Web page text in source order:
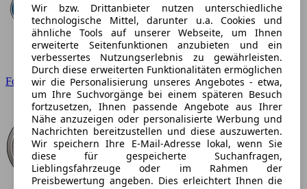
Wir bzw. Drittanbieter nutzen unterschiedliche
technologische Mittel, darunter u.a. Cookies und
ähnliche Tools auf unserer Webseite, um Ihnen
erweiterte Seitenfunktionen anzubieten und ein
verbessertes Nutzungserlebnis zu gewährleisten.
Durch diese erweiterten Funktionalitäten ermöglichen
wir die Personalisierung unseres Angebotes - etwa,
um Ihre Suchvorgänge bei einem späteren Besuch
fortzusetzen, Ihnen passende Angebote aus Ihrer
Nähe anzuzeigen oder personalisierte Werbung und
Nachrichten bereitzustellen und diese auszuwerten.
Wir speichern Ihre E-Mail-Adresse lokal, wenn Sie
diese für gespeicherte Suchanfragen,
Lieblingsfahrzeuge oder im Rahmen der
Preisbewertung angeben. Dies erleichtert Ihnen die
Ford